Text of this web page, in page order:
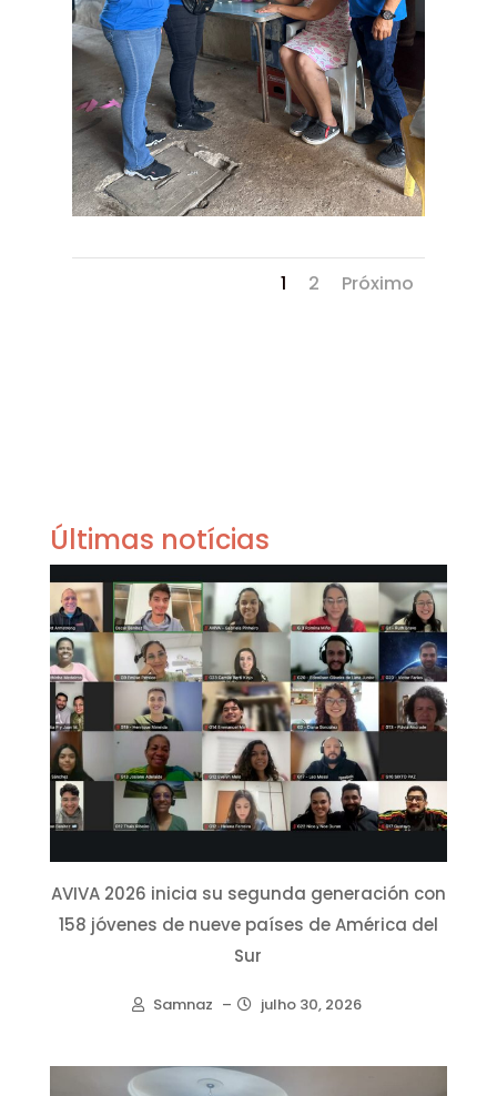
1 2 Próximo
Últimas notícias
AVIVA 2026 inicia su segunda generación con
158 jóvenes de nueve países de América del
Sur
Samnaz – julho 30, 2026